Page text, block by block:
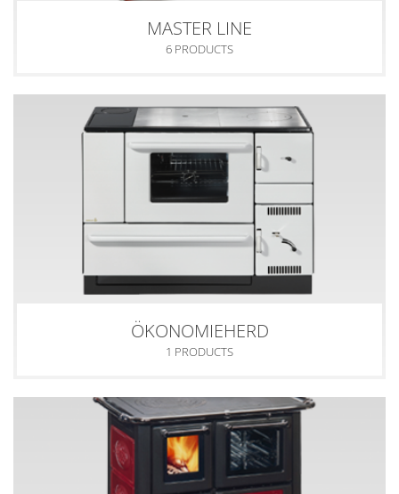
MASTER LINE
6 PRODUCTS
ÖKONOMIEHERD
1 PRODUCTS